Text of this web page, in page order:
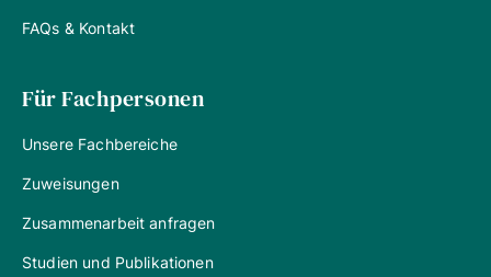
FAQs & Kontakt
Für Fachpersonen
Unsere Fachbereiche
Zuweisungen
Zusammenarbeit anfragen
Studien und Publikationen